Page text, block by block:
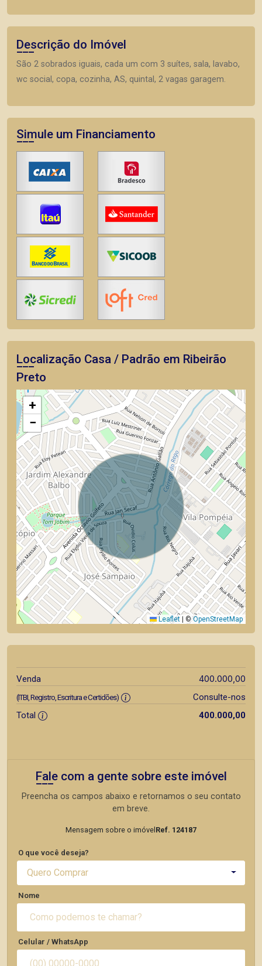
Descrição do Imóvel
São 2 sobrados iguais, cada um com 3 suítes, sala, lavabo,
wc social, copa, cozinha, AS, quintal, 2 vagas garagem.
Simule um Financiamento
Localização Casa / Padrão em Ribeirão
Preto
+
−
Leaflet | ©OpenStreetMap
Venda 400.000,00
(ITBI, Registro, Escritura e Certidões)
Consulte-nos
Total
400.000,00
Fale com a gente sobre este imóvel
Preencha os campos abaixo e retornamos o seu contato
em breve.
Mensagem sobre o imóvelRef. 124187
O que você deseja?
Quero Comprar
Nome
Celular / WhatsApp